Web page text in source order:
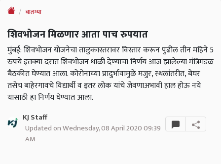
बातम्या
शिवभोजन मिळणार आता पाच रुपयात
मुंबई: शिवभोजन योजनेचा तालुकास्तरावर विस्तार करून पुढील तीन महिने 5
रुपये इतक्या दरात शिवभोजन थाळी देण्याचा निर्णय आज झालेल्या मंत्रिमंडळ
बैठकीत घेण्यात आला. कोरोनाच्या प्रादुर्भावामुळे मजुर, स्थलांतरीत, बेघर
तसेच बाहेरगावचे विद्यार्थी व इतर लोक यांचे जेवणाअभावी हाल होऊ नये
यासाठी हा निर्णय घेण्यात आला.
KJ Staff
Updated on Wednesday, 08 April 2020 09:39
AM